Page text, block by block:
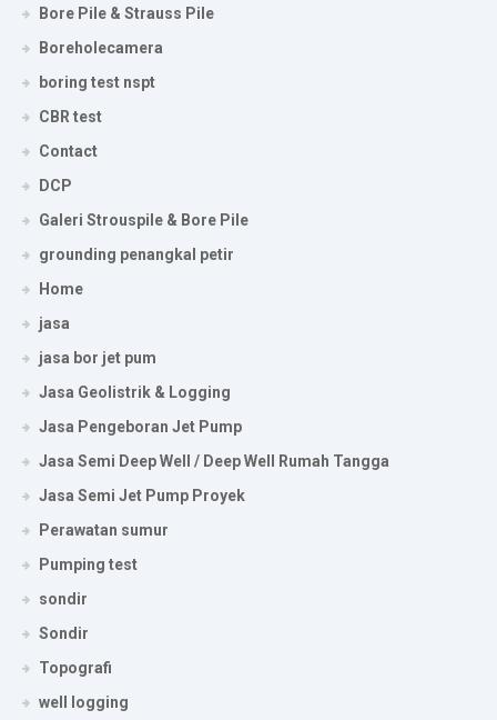
Bore Pile & Strauss Pile
Boreholecamera
boring test nspt
CBR test
Contact
DCP
Galeri Strouspile & Bore Pile
grounding penangkal petir
Home
jasa
jasa bor jet pum
Jasa Geolistrik & Logging
Jasa Pengeboran Jet Pump
Jasa Semi Deep Well / Deep Well Rumah Tangga
Jasa Semi Jet Pump Proyek
Perawatan sumur
Pumping test
sondir
Sondir
Topografi
well logging